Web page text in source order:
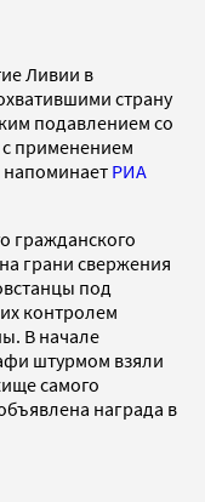
Ливии в
страну
подавлением со
применением
напоминает РИА
гражданского
грани свержения
под
контролем
В начале
штурмом взяли
самого
награда в